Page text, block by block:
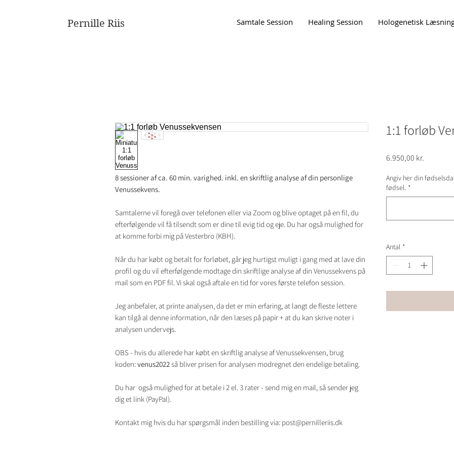
Pernille Riis Samtale Session Healing Session Hologenetisk
8 sessioner af ca. 60 min. varighed. inkl. en skriftlig analyse af din personlige
Venussekvens.
Samtalerne vil foregå over telefonen eller via Zoom og blive optaget på en fil, du
efterfølgende vil få tilsendt som er dine til evig tid og eje. Du har også mulighed for
at komme forbi mig på Vesterbro (KBH).
Når du har købt og betalt for forløbet, går jeg hurtigst muligt i gang med at lave din
profil og du vil efterfølgende modtage din skriftlige analyse af din Venussekvens på
mail som en PDF fil. Vi skal også aftale en tid for vores første telefon session.
Jeg anbefaler, at printe analysen, da det er min erfaring, at langt de fleste lettere
kan tilgå al denne information, når den læses på papir + at du kan skrive noter i
analysen undervejs.
OBS - hvis du allerede har købt en skriftlig analyse af Venussekvensen, brug
koden:venus2022så bliver prisen for analysen modregnet den endelige betaling.
Du har også mulighed for at betale i 2 el. 3 rater - send mig en mail, så sender jeg
dig et link (PayPal).
Kontakt mig hvis du har spørgsmål inden bestilling via: post@pernilleriis.dk
1:1 forløb
6.950,00 kr.
Angiv her din
fødsel. *
Antal *